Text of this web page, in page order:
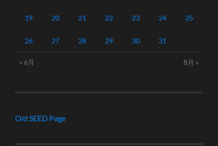
19 20 21 22 23 24 25
26 27 28 29 30 31
« 6月 8月 »
Old SEED Page